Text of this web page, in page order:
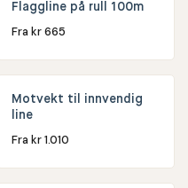
Flaggline på rull 100m
Fra kr665
Motvekt til innvendig
line
Fra kr1.010